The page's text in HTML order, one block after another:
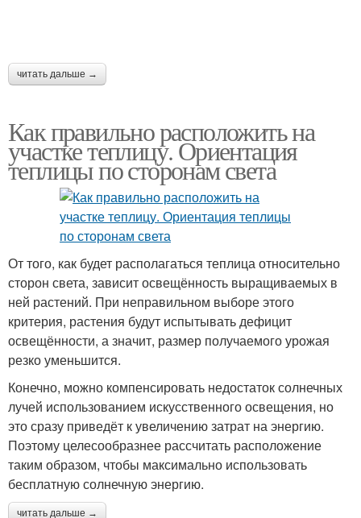
читать дальше →
Как правильно расположить на
участке теплицу. Ориентация
теплицы по сторонам света
От того, как будет располагаться теплица относительно
сторон света, зависит освещённость выращиваемых в
ней растений. При неправильном выборе этого
критерия, растения будут испытывать дефицит
освещённости, а значит, размер получаемого урожая
резко уменьшится.
Конечно, можно компенсировать недостаток солнечных
лучей использованием искусственного освещения, но
это сразу приведёт к увеличению затрат на энергию.
Поэтому целесообразнее рассчитать расположение
таким образом, чтобы максимально использовать
бесплатную солнечную энергию.
читать дальше →